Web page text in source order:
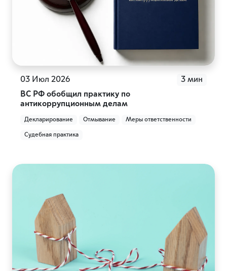
03 Июл 2026
3 мин
ВС РФ обобщил практику по
антикоррупционным делам
Декларирование Отмывание Меры ответственности
Судебная практика